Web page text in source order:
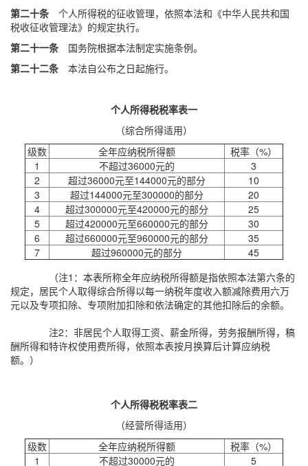
第二十条 个人所得税的征收管理，依照本法和《中华人民共和国
税收征收管理法》的规定执行。
第二十一条 国务院根据本法制定实施条例。
第二十二条 本法自公布之日起施行。
个人所得税税率表一
（综合所得适用）
级数
全年应纳税所得额
税率（%）
1
不超过36000元的
3
2
超过36000元至144000元的部分
10
3
超过144000元至300000的部分
20
4
超过300000元至420000元的部分
25
5
超过420000元至660000元的部分
30
6
超过660000元至960000元的部分
35
7
超过960000元的部分
45
（注1：本表所称全年应纳税所得额是指依照本法第六条的
规定，居民个人取得综合所得以每一纳税年度收入额减除费用六万
元以及专项扣除、专项附加扣除和依法确定的其他扣除后的余额。
注2：非居民个人取得工资、薪金所得，劳务报酬所得，稿
酬所得和特许权使用费所得，依照本表按月换算后计算应纳税
额。）
个人所得税税率表二
（经营所得适用）
级数
全年应纳税所得额
税率（%）
1
不超过30000元的 5